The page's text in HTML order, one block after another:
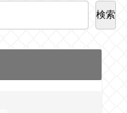
検索